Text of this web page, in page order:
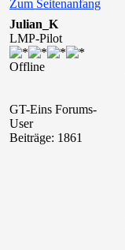
Zum Seitenanfang
Julian_K
LMP-Pilot
Offline
GT-Eins Forums-
User
Beiträge: 1861